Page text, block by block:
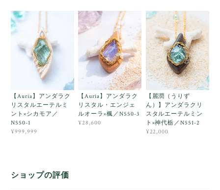
【Auria】アンダラク
リスタルエーテルミ
ント×シカモア／
N550-1
¥999,999
【Auria】アンダラク
リスタル・エンジェ
ルオーラ×楓／N550-3
¥28,600
【麗潤（うりず
ん）】アンダラクリ
スタルエーテルミン
ト×神代栃／N551-2
¥22,000
ショップの評価